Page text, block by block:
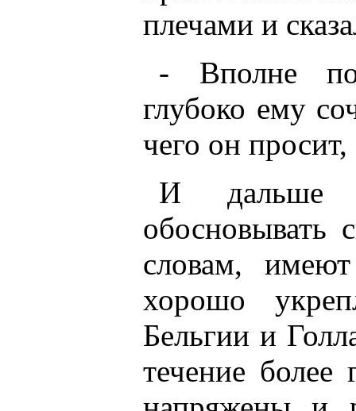
плечами и
- Вполне
глубоко ему
чего он
И дальше
обосновывать
словам,
хорошо
Бельгии и
течение более